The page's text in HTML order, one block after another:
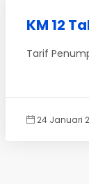
KM 12
Tarif
24 Januari